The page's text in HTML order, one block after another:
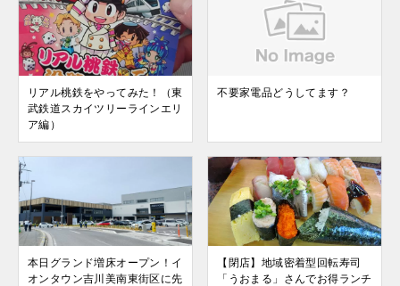
リアル桃鉄をやってみた！（東
武鉄道スカイツリーラインエリ
ア編）
不要家電品どうしてます？
本日グランド増床オープン！イ
オンタウン吉川美南東街区に先
【閉店】地域密着型回転寿司
「うおまる」さんでお得ランチ